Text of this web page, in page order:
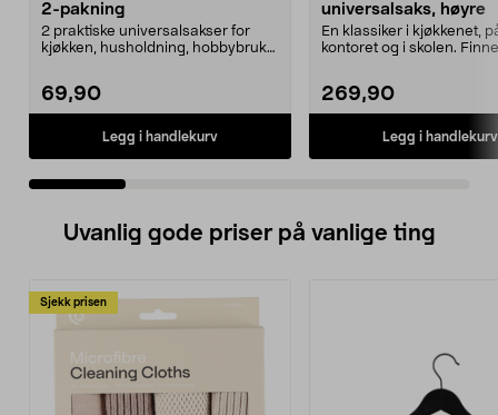
2-pakning
2 praktiske universalsakser for
kjøkken, husholdning, hobbybruk
69,90
Legg i handlekurv
universalsaks, høyre
En klassiker i kjøkkenet,
kontoret og i skolen.
269,90
Legg i handlekurv
Uvanlig gode priser på vanlige ting
Sjekk prisen